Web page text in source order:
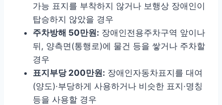
가능 표지를 부착하지 않거나 보행상 장애인이
탑승하지 않았을 경우
주차방해 50만원: 장애인전용주차구역 앞이나
뒤, 양측면(통행로)에 물건 등을 쌓거나 주차할
경우
표지부당 200만원: 장애인자동차표지를 대여
(양도)·부당하게 사용하거나 비슷한 표지·명칭
등을 사용할 경우